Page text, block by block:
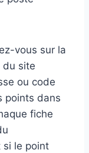
vous sur la
du site
ou code
points dans
fiche
si le point